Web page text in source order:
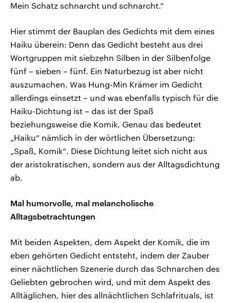
Mein Schatz schnarcht und schnarcht.“
Hier stimmt der Bauplan des Gedichts mit dem eines
Haiku überein: Denn das Gedicht besteht aus drei
Wortgruppen mit siebzehn Silben in der Silbenfolge
fünf – sieben – fünf. Ein Naturbezug ist aber nicht
auszumachen. Was Hung-Min Krämer im Gedicht
allerdings einsetzt – und was ebenfalls typisch für die
Haiku-Dichtung ist – das ist der Spaß
beziehungsweise die Komik. Genau das bedeutet
„Haiku“ nämlich in der wörtlichen Übersetzung:
„Spaß, Komik“. Diese Dichtung leitet sich nicht aus
der aristokratischen, sondern aus der Alltagsdichtung
ab.
Mal humorvolle, mal melancholische
Alltagsbetrachtungen
Mit beiden Aspekten, dem Aspekt der Komik, die im
eben gehörten Gedicht entsteht, indem der Zauber
einer nächtlichen Szenerie durch das Schnarchen des
Geliebten gebrochen wird, und mit dem Aspekt des
Alltäglichen, hier des allnächtlichen Schlafrituals, ist